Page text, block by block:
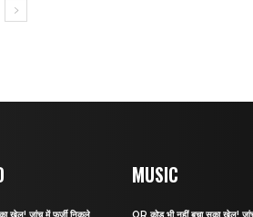
खेल! जांच में फर्जी निकले
MUSIC
QR कोड भी नहीं बचा सका खेल!